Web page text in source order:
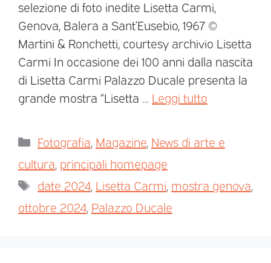
selezione di foto inedite Lisetta Carmi,
Genova, Balera a Sant’Eusebio, 1967 ©
Martini & Ronchetti, courtesy archivio Lisetta
Carmi In occasione dei 100 anni dalla nascita
di Lisetta Carmi Palazzo Ducale presenta la
grande mostra “Lisetta … Leggi tutto
Fotografia Magazine News di arte e
cultura principali homepage
date 2024 Lisetta Carmi mostra genova
ottobre 2024 Palazzo Ducale